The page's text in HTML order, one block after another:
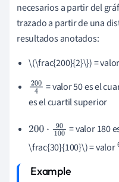
necesarios a partir del
trazado a partir de una
resultados anotados:
\(\frac{200}{2}\}) =
200
4
= valor 50 es el
es el cuartil superior
200⋅ 9010
0
= valor 180
\frac{30}{100}\) = valor